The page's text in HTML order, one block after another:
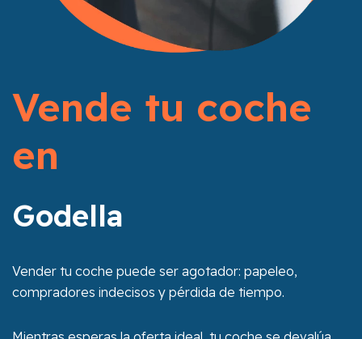
Vende tu coche
en
Godella
Vender tu coche puede ser agotador: papeleo,
compradores indecisos y pérdida de tiempo.